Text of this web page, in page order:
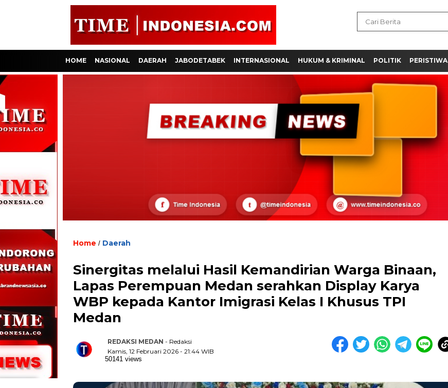
HOME NASIONAL DAERAH JABODETABEK INTERNASIONAL HUKUM & KRIMINAL POLITIK PERISTIWA
Home / Daerah
Sinergitas melalui Hasil Kemandirian Warga Binaan,
Lapas Perempuan Medan serahkan Display Karya
WBP kepada Kantor Imigrasi Kelas I Khusus TPI
Medan
REDAKSI MEDAN - Redaksi
Kamis, 12 Februari 2026 - 21:44 WIB
50141 views